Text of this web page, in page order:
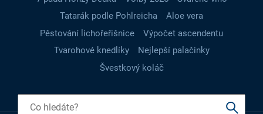
Tatarák podle Pohlreicha
Aloe vera
Pěstování lichořeřišnice
Výpočet ascendentu
Tvarohové knedlíky
Nejlepší palačinky
Švestkový koláč